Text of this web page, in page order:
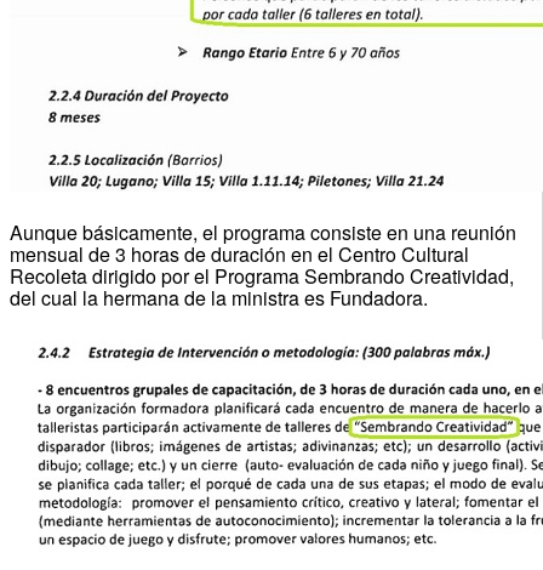
Aunque básicamente, el programa consiste en una reunión
mensual de 3 horas de duración en el Centro Cultural
Recoleta dirigido por el Programa Sembrando Creatividad,
del cual la hermana de la ministra es Fundadora.